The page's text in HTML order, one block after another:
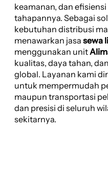
keamanan, dan
tahapannya. Sebagai
kebutuhan distribusi
menawarkan jasa sewa
menggunakan unit
kualitas, daya tahan,
global. Layanan kami
untuk mempermudah
maupun transportasi
dan presisi di seluruh
sekitarnya.